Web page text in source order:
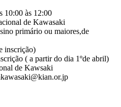
10:00 às 12:00
de Kawasaki
primário ou maiores,de
inscrição)
( a partir do dia 1ºde abril)
de Kawsaki